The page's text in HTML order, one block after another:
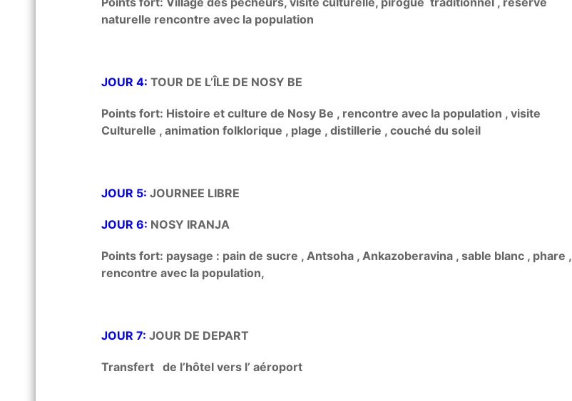
naturelle rencontre avec la population
JOUR 4: TOUR DE L’ÎLE DE NOSY BE
Points fort: Histoire et culture de Nosy Be , rencontre avec la population , visite
Culturelle , animation folklorique , plage , distillerie , couché du soleil
JOUR 5: JOURNEE LIBRE
JOUR 6: NOSY IRANJA
Points fort: paysage : pain de sucre , Antsoha , Ankazoberavina , sable blanc , phare ,
rencontre avec la population,
JOUR 7: JOUR DE DEPART
Transfert de l’hôtel vers l’ aéroport